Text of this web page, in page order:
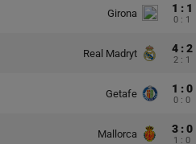
Girona 1 : 1
0 : 1
Real Madryt 4 : 2
2 : 1
Getafe 1 : 0
0 : 0
Mallorca 3 : 0
1 : 0